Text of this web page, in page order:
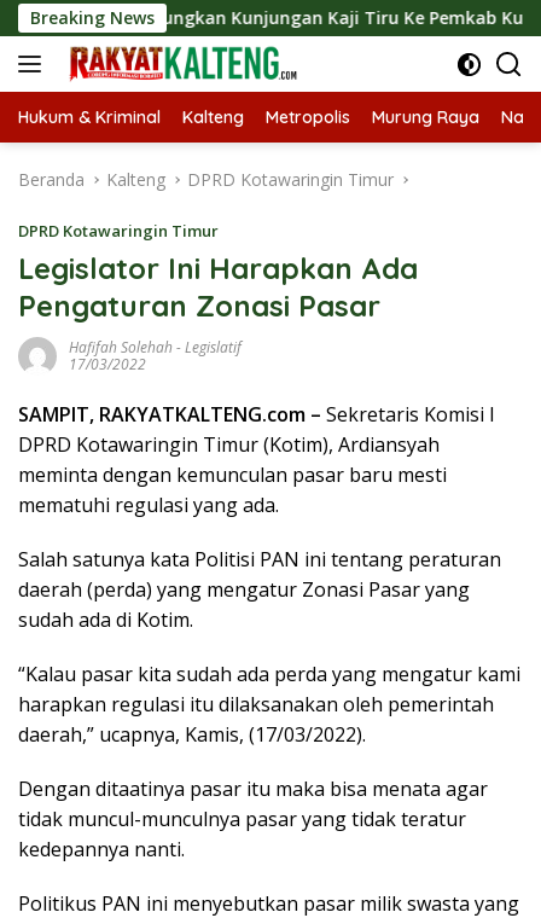
Langsung
ke
konten
Breaking NewsKunjungan Kaji Tiru Ke Pemkab Kulon Progo
Hukum & Kriminal Kalteng Metropolis Murung Raya
Beranda Kalteng DPRD Kotawaringin Timur
DPRD Kotawaringin Timur
Legislator Ini Harapkan Ada
Pengaturan Zonasi Pasar
Hafifah Solehah -Legislatif
17/03/2022
SAMPIT, RAKYATKALTENG.com – Sekretaris Komisi I
DPRD Kotawaringin Timur (Kotim), Ardiansyah
meminta dengan kemunculan pasar baru mesti
mematuhi regulasi yang ada.
Salah satunya kata Politisi PAN ini tentang peraturan
daerah (perda) yang mengatur Zonasi Pasar yang
sudah ada di Kotim.
“Kalau pasar kita sudah ada perda yang mengatur kami
harapkan regulasi itu dilaksanakan oleh pemerintah
daerah,” ucapnya, Kamis, (17/03/2022).
Dengan ditaatinya pasar itu maka bisa menata agar
tidak muncul-munculnya pasar yang tidak teratur
kedepannya nanti.
Politikus PAN ini menyebutkan pasar milik swasta yang